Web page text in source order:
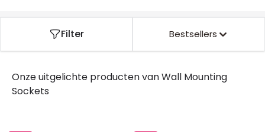
Filter Bestsellers
Onze uitgelichte producten vanWall Mounting
Sockets